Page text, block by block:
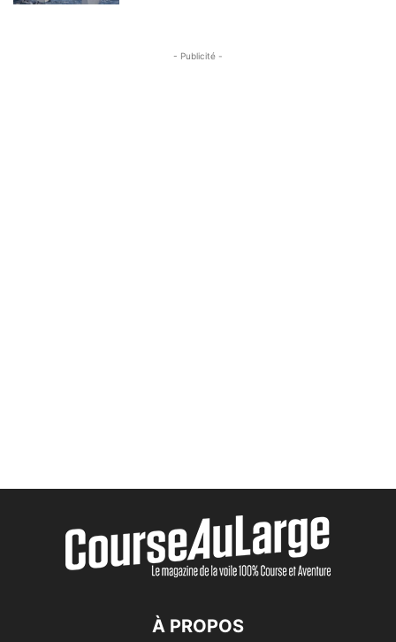
- Publicité -
À PROPOS